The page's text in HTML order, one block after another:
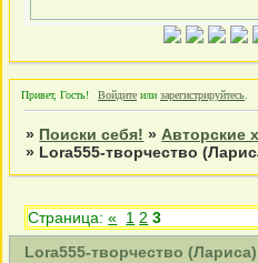
Привет, Гость! Войдите или зарегистрируйтесь
» Поиски себя! »Авторские
» Lora555-творчество
Lora555-творчество (Лариса)
Страница:« 1 2 3